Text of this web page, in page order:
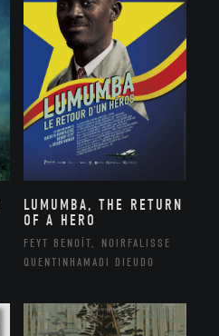
LUMUMBA, THE RETURN
OF A HERO
FEYT BENOÎT, NOIRFALISSE
QUENTINHAMADI DIEUDO